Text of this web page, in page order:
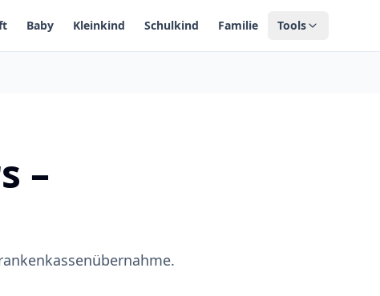
Baby Kleinkind Schulkind Familie Tools
–